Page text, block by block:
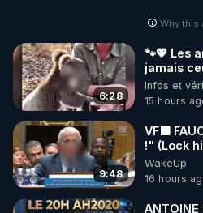
🌱 INSTAGRAM
https://www.instagram.com/
http://rgnr.li/instagram
🌱 LA NEWSLETTER
Pour ne pas rater l’actualité
Why this
6:28
🐾💖 Les
jamais
🥹❤️
Infos et
15 hours
9:48
VF🟩
!" (Lock
Traduction
WakeUp
16 hours
ANTOINE